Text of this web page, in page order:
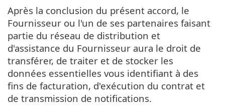
Après la conclusion du présent accord, le
Fournisseur ou l'un de ses partenaires faisant
partie du réseau de distribution et
d'assistance du Fournisseur aura le droit de
transférer, de traiter et de stocker les
données essentielles vous identifiant à des
fins de facturation, d'exécution du contrat et
de transmission de notifications.